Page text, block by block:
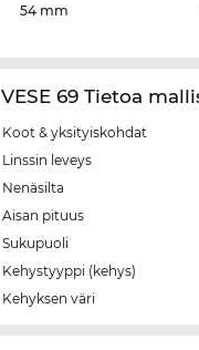
54 mm
VESE 69 Tietoa
Koot & yksityiskohdat
Linssin leveys
Nenäsilta
Aisan pituus
Sukupuoli
Kehystyyppi (kehys)
Kehyksen väri